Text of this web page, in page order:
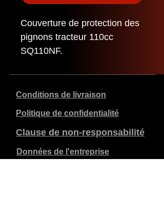
Couverture de protection des
pignons tracteur 110cc
SQ110NF.
Conditions de livraison
Politique de confidentialité
Clause de non-responsabilité
Données de l'entreprise